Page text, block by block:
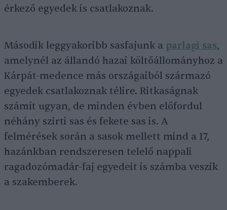
érkező egyedek is csatlakoznak.
Második leggyakoribb sasfajunk a parlagi sas,
amelynél az állandó hazai költőállományhoz a
Kárpát-medence más országaiból származó
egyedek csatlakoznak télire. Ritkaságnak
számít ugyan, de minden évben előfordul
néhány szirti sas és fekete sas is. A
felmérések során a sasok mellett mind a 17,
hazánkban rendszeresen telelő nappali
ragadozómadár-faj egyedeit is számba veszik
a szakemberek.